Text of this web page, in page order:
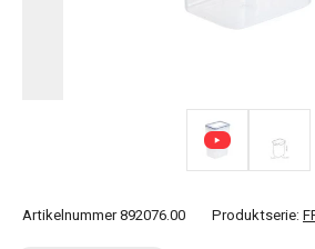
Artikelnummer 892076.00 Produktserie: